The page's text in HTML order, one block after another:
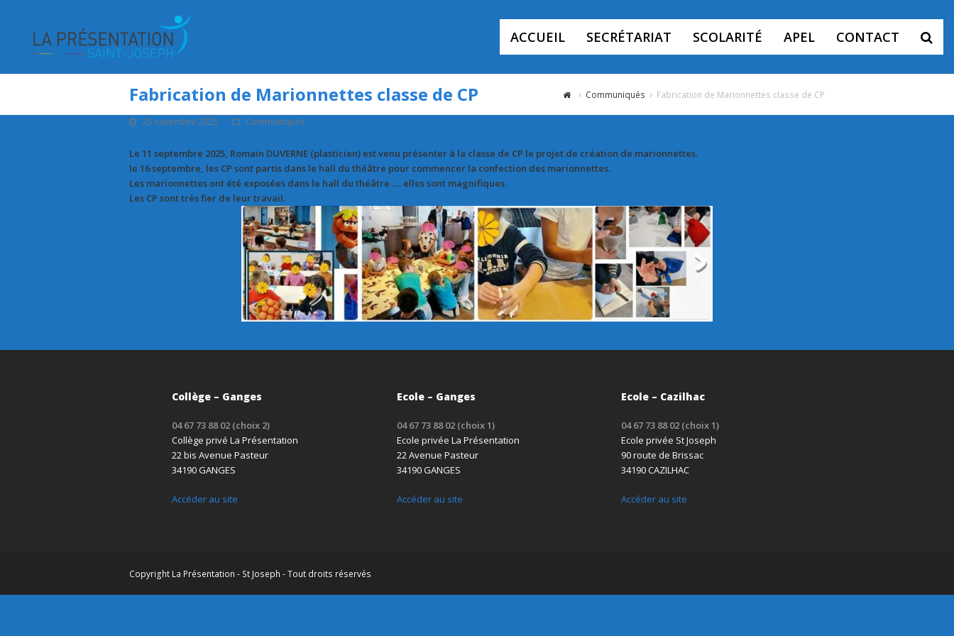
ACCUEIL SECRÉTARIAT SCOLARITÉ APEL CONTACT
Fabrication de Marionnettes classe de CP Communiqués Fabrication de Marionnettes classe de CP
25 novembre 2025 Communiqués
Le 11 septembre 2025, Romain DUVERNE (plasticien) est venu présenter à la classe de CP le projet de création de marionnettes.
le 16 septembre, les CP sont partis dans le hall du théâtre pour commencer la confection des marionnettes.
Les marionnettes ont été exposées dans le hall du théâtre …. elles sont magnifiques.
Les CP sont très fier de leur travail.
Collège – Ganges
04 67 73 88 02 (choix 2)
Collège privé La Présentation
22 bis Avenue Pasteur
34190 GANGES
Accéder au site
Ecole – Ganges
04 67 73 88 02 (choix 1)
Ecole privée La Présentation
22 Avenue Pasteur
34190 GANGES
Accéder au site
Ecole – Cazilhac
04 67 73 88 02 (choix 1)
Ecole privée St Joseph
90 route de Brissac
34190 CAZILHAC
Accéder au site
Copyright La Présentation - St Joseph - Tout droits réservés